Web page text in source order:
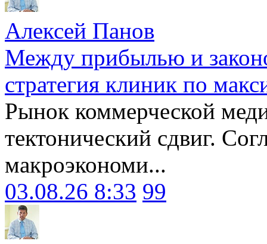
Алексей Панов
Между прибылью и
стратегия клиник по
Рынок коммерческой
тектонический сдвиг.
макроэкономи...
03.08.26 8:33 99